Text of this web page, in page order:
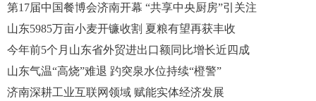
第17届中国餐博会济南开幕 “共享中央厨房”引关注
山东5985万亩小麦开镰收割 夏粮有望再获丰收
今年前5个月山东省外贸进出口额同比增长近四成
山东气温“高烧”难退 趵突泉水位持续“橙警”
济南深耕工业互联网领域 赋能实体经济发展